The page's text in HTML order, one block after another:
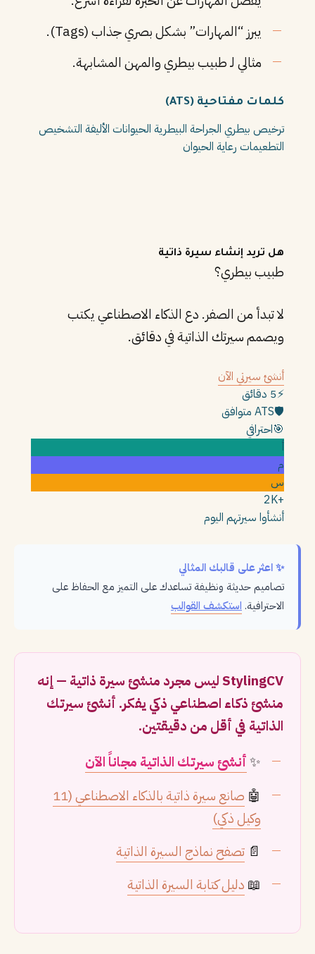
يبرز “المهارات” بشكل بصري جذاب (Tags).
مثالي لـ طبيب بيطري والمهن المشابهة.
كلمات مفتاحية (ATS)
ترخيص بيطري الجراحة البيطرية الحيوانات الأليفة التشخيص
التطعيمات رعاية الحيوان
هل تريد إنشاء سيرة ذاتية
طبيب بيطري؟
لا تبدأ من الصفر. دع الذكاء الاصطناعي يكتب
ويصمم سيرتك الذاتية في دقائق.
أنشئ سيرتي الآن
⚡5 دقائق
🛡️ATS متوافق
🎯احترافي
أ
م
س
+2K
أنشأوا سيرتهم اليوم
✨ اعثر على قالبك المثالي
تصاميم حديثة ونظيفة تساعدك على التميز مع الحفاظ على
الاحترافية. استكشف القوالب
StylingCV ليس مجرد منشئ سيرة ذاتية — إنه
منشئ ذكاء اصطناعي ذكي يفكر. أنشئ سيرتك
الذاتية في أقل من دقيقتين.
✨ أنشئ سيرتك الذاتية مجاناً الآن
🤖
صانع سيرة ذاتية بالذكاء الاصطناعي (11
وكيل ذكي)
📄 تصفح نماذج السيرة الذاتية
📖 دليل كتابة السيرة الذاتية